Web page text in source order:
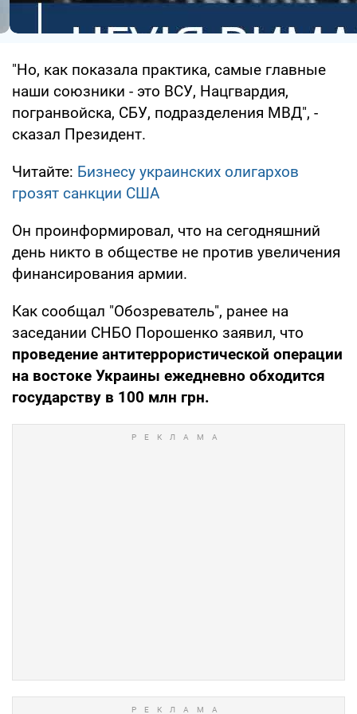
"Но, как показала практика, самые главные
наши союзники - это ВСУ, Нацгвардия,
погранвойска, СБУ, подразделения МВД", -
сказал Президент.
Читайте: Бизнесу украинских олигархов
грозят санкции США
Он проинформировал, что на сегодняшний
день никто в обществе не против увеличения
финансирования армии.
Как сообщал "Обозреватель", ранее на
заседании СНБО Порошенко заявил, что
проведение антитеррористической операции
на востоке Украины ежедневно обходится
государству в 100 млн грн.